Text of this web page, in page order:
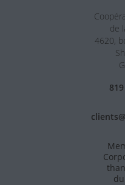
de
4620,